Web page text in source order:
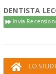
DENTISTA
Invia
LO